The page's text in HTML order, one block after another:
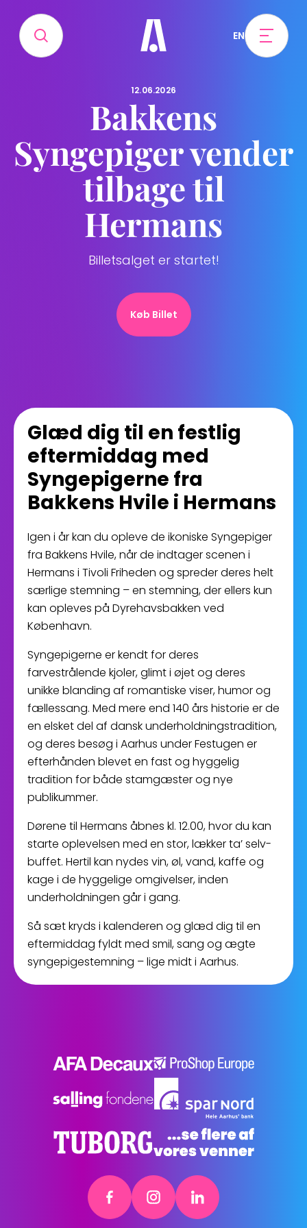
EN
12.06.2026
Bakkens
Syngepiger vender
tilbage til
Hermans
Billetsalget er startet!
Køb Billet
Glæd dig til en festlig
eftermiddag med
Syngepigerne fra
Bakkens Hvile i Hermans
Igen i år kan du opleve de ikoniske Syngepiger
fra Bakkens Hvile, når de indtager scenen i
Hermans i Tivoli Friheden og spreder deres helt
særlige stemning – en stemning, der ellers kun
kan opleves på Dyrehavsbakken ved
København.
Syngepigerne er kendt for deres
farvestrålende kjoler, glimt i øjet og deres
unikke blanding af romantiske viser, humor og
fællessang. Med mere end 140 års historie er de
en elsket del af dansk underholdningstradition,
og deres besøg i Aarhus under Festugen er
efterhånden blevet en fast og hyggelig
tradition for både stamgæster og nye
publikummer.
Dørene til Hermans åbnes kl. 12.00, hvor du kan
starte oplevelsen med en stor, lækker ta’ selv-
buffet. Hertil kan nydes vin, øl, vand, kaffe og
kage i de hyggelige omgivelser, inden
underholdningen går i gang.
Så sæt kryds i kalenderen og glæd dig til en
eftermiddag fyldt med smil, sang og ægte
syngepigestemning – lige midt i Aarhus.